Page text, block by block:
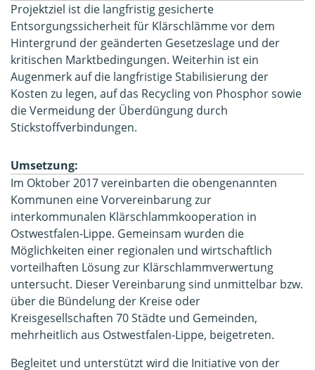
Projektziel ist die langfristig gesicherte
Entsorgungssicherheit für Klärschlämme vor dem
Hintergrund der geänderten Gesetzeslage und der
kritischen Marktbedingungen. Weiterhin ist ein
Augenmerk auf die langfristige Stabilisierung der
Kosten zu legen, auf das Recycling von Phosphor sowie
die Vermeidung der Überdüngung durch
Stickstoffverbindungen.
Umsetzung:
Im Oktober 2017 vereinbarten die obengenannten
Kommunen eine Vorvereinbarung zur
interkommunalen Klärschlammkooperation in
Ostwestfalen-Lippe. Gemeinsam wurden die
Möglichkeiten einer regionalen und wirtschaftlich
vorteilhaften Lösung zur Klärschlammverwertung
untersucht. Dieser Vereinbarung sind unmittelbar bzw.
über die Bündelung der Kreise oder
Kreisgesellschaften 70 Städte und Gemeinden,
mehrheitlich aus Ostwestfalen-Lippe, beigetreten.
Begleitet und unterstützt wird die Initiative von der